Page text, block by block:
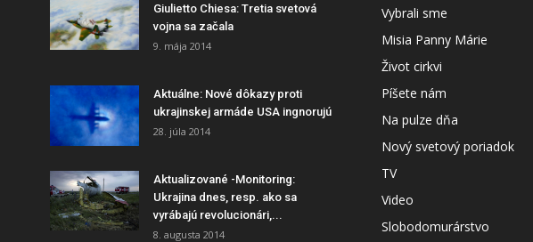
Giulietto Chiesa: Tretia svetová
vojna sa začala
9. mája 2014
Aktuálne: Nové dôkazy proti
ukrajinskej armáde USA ingnorujú
28. júla 2014
Aktualizované -Monitoring:
Ukrajina dnes, resp. ako sa
vyrábajú revolucionári,...
8. augusta 2014
Vybrali sme
Misia Panny Márie
Život cirkvi
Píšete nám
Na pulze dňa
Nový svetový poriadok
TV
Video
Slobodomurárstvo